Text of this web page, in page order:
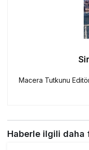
Macera Tutkunu
Haberle ilgili daha